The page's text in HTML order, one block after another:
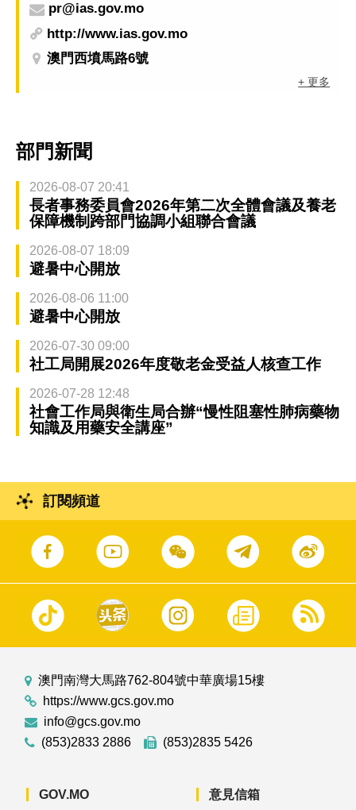
pr@ias.gov.mo
http://www.ias.gov.mo
澳門西墳馬路6號
+ 更多
部門新聞
2026-08-07 20:41
長者事務委員會2026年第二次全體會議及養老
保障機制跨部門協調小組聯合會議
2026-08-07 18:09
避暑中心開放
2026-08-06 11:00
避暑中心開放
2026-07-30 09:00
社工局開展2026年度敬老金受益人核查工作
2026-07-28 12:48
社會工作局與衛生局合辦“慢性阻塞性肺病藥物
知識及用藥安全講座”
訂閱頻道
澳門南灣大馬路762-804號中華廣場15樓
https://www.gcs.gov.mo
info@gcs.gov.mo
(853)2833 2886
(853)2835 5426
GOV.MO 意見信箱